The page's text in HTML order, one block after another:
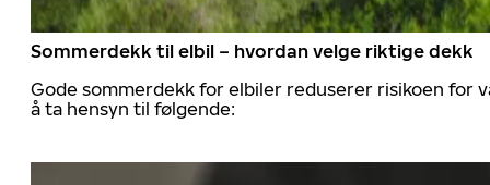
Sommerdekk til elbil – hvordan velge riktige dekk
Gode sommerdekk for elbiler reduserer risikoen for
å ta hensyn til følgende: